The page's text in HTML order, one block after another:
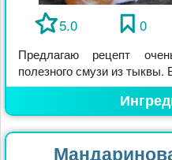
5.0 0
Предлагаю рецепт
полезного смузи из тыквы.